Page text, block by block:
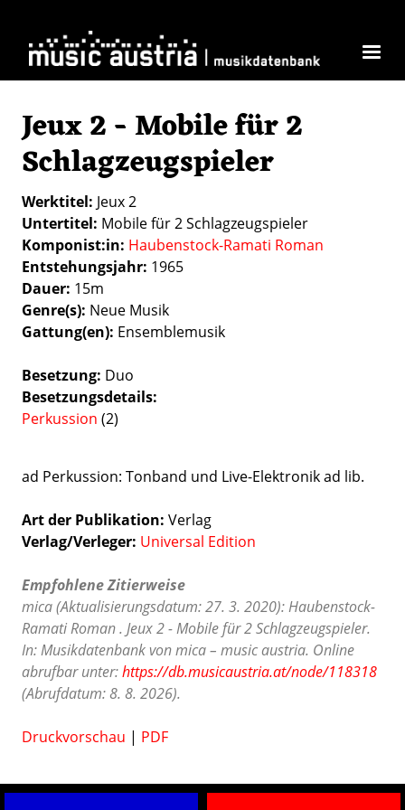
Jeux 2 - Mobile für 2
Schlagzeugspieler
Werktitel Jeux 2
Untertitel Mobile für 2 Schlagzeugspieler
Komponist:in Haubenstock-Ramati Roman
Entstehungsjahr 1965
Dauer 15m
Genre(s) Neue Musik
Gattung(en) Ensemblemusik
Besetzung Duo
Besetzungsdetails
Perkussion (2)
ad Perkussion: Tonband und Live-Elektronik ad lib.
Art der Publikation Verlag
Verlag/Verleger Universal Edition
Empfohlene Zitierweise
mica (Aktualisierungsdatum: 27. 3. 2020): Haubenstock-
Ramati Roman . Jeux 2 - Mobile für 2 Schlagzeugspieler.
In: Musikdatenbank von mica – music austria. Online
abrufbar unter:https://db.musicaustria.at/node/118318
(Abrufdatum: 8. 8. 2026).
Druckvorschau | PDF